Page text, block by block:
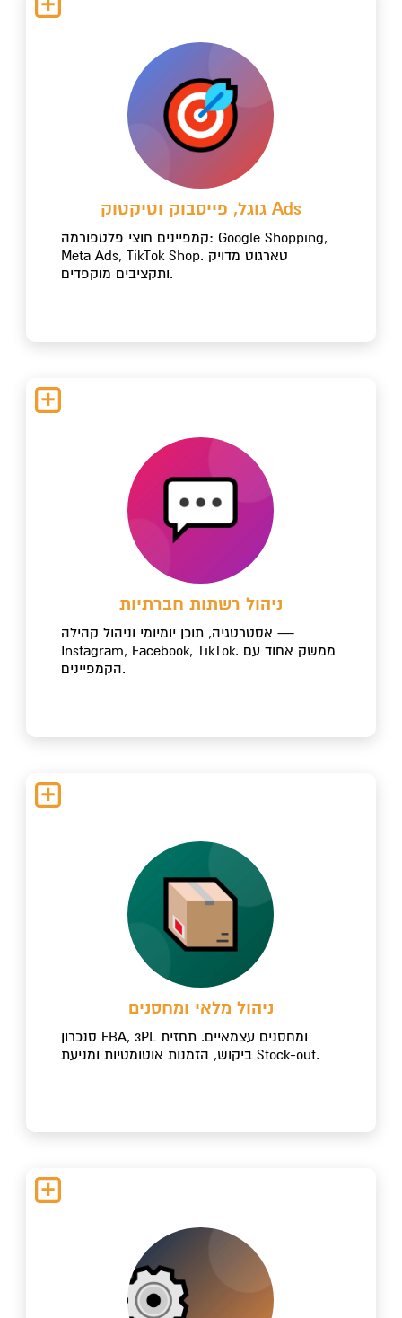
גוגל, פייסבוק וטיקטוק Ads
קמפיינים חוצי פלטפורמה: Google Shopping,
Meta Ads, TikTok Shop. טארגוט מדויק
ותקציבים מוקפדים.
ניהול רשתות חברתיות
אסטרטגיה, תוכן יומיומי וניהול קהילה —
Instagram, Facebook, TikTok. ממשק אחוד עם
הקמפיינים.
ניהול מלאי ומחסנים
סנכרון FBA, 3PL ומחסנים עצמאיים. תחזית
ביקוש, הזמנות אוטומטיות ומניעת Stock-out.